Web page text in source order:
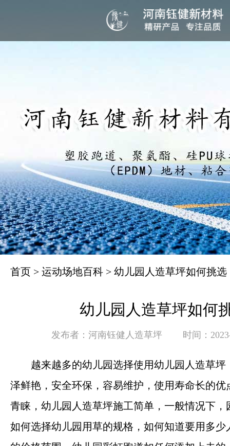
首页 > 运动场地百科 > 幼儿园人造草坪如何挑选
幼儿园人造草坪如何
发布者：河南钰健人造草坪 时间：
越来越多的幼儿园选择使用幼儿园人造草
泽鲜艳，安全环保，容易维护，使用寿命长的优
青睐，幼儿园人造草坪施工简单，一般情况下，
如何选择幼儿园用草的规格，如何知道要用多少